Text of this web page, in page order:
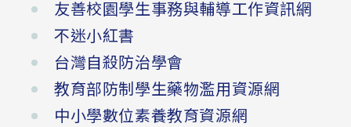
友善校園學生事務與輔導工作資訊網
不迷小紅書
台灣自殺防治學會
教育部防制學生藥物濫用資源網
中小學數位素養教育資源網